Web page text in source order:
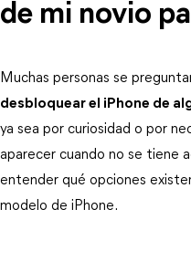
de mi novio
Muchas personas se
desbloquear el iPhone de
ya sea por curiosidad o por
aparecer cuando no se tiene
entender qué opciones
modelo de iPhone.